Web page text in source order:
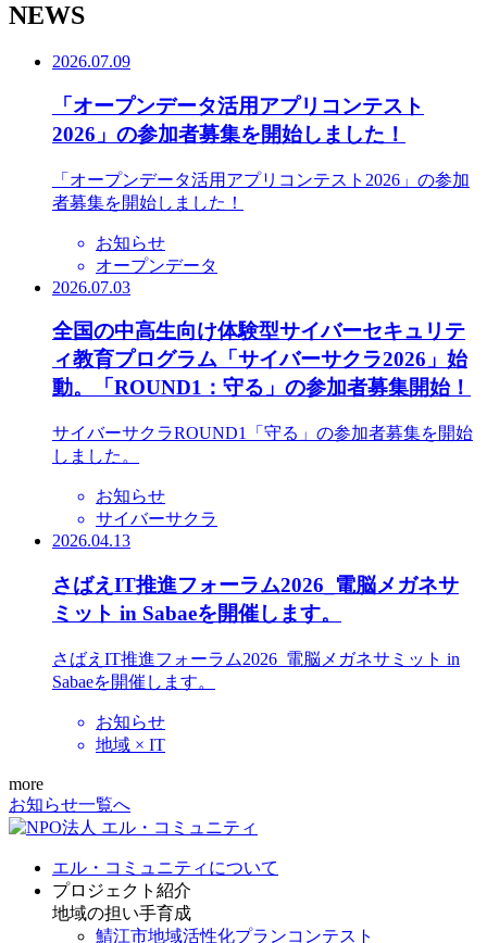
NEWS
2026.07.09
「オープンデータ活用アプリコンテスト
2026」の参加者募集を開始しました！
「オープンデータ活用アプリコンテスト2026」の参加
者募集を開始しました！
お知らせ
オープンデータ
2026.07.03
全国の中高生向け体験型サイバーセキュリテ
ィ教育プログラム「サイバーサクラ2026」始
動。「ROUND1：守る」の参加者募集開始！
サイバーサクラROUND1「守る」の参加者募集を開始
しました。
お知らせ
サイバーサクラ
2026.04.13
さばえIT推進フォーラム2026_電脳メガネサ
ミット in Sabaeを開催します。
さばえIT推進フォーラム2026_電脳メガネサミット in
Sabaeを開催します。
お知らせ
地域 × IT
more
お知らせ一覧へ
エル・コミュニティについて
プロジェクト紹介
地域の担い手育成
鯖江市地域活性化プランコンテスト